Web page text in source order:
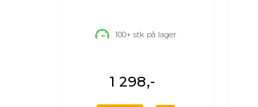
100+ stk på lager
1 298,-